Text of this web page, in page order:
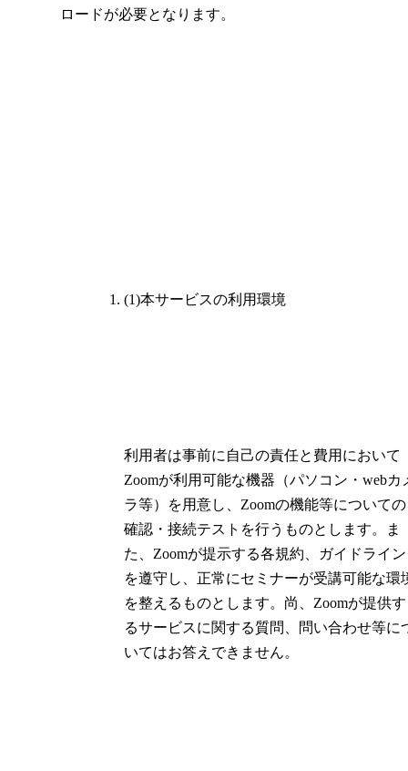
ロードが必要となります。
(1)本サービスの利用環境
利用者は事前に自己の責任と費用において
Zoomが利用可能な機器（パソコン・webカ
ラ等）を用意し、Zoomの機能等についての
確認・接続テストを行うものとします。ま
た、Zoomが提示する各規約、ガイドライン
を遵守し、正常にセミナーが受講可能な環
を整えるものとします。尚、Zoomが提供す
るサービスに関する質問、問い合わせ等に
いてはお答えできません。